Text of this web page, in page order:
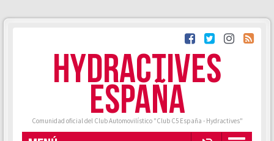
HYDRACTIVES
ESPAÑA
Comunidad oficial del Club Automovilístico "Club C5 España - Hydractives"